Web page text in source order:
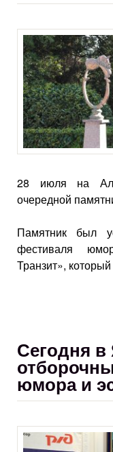
28 июля на
очередной
Памятник был
фестиваля
Транзит»,
Сегодня в
юмора и